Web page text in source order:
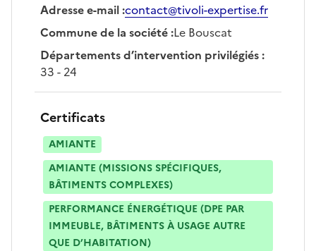
Adresse e-mail:contact@tivoli-expertise.fr
Commune de la société:Le Bouscat
Départements d’intervention privilégiés:
33 - 24
Certificats
AMIANTE
AMIANTE (MISSIONS SPÉCIFIQUES,
BÂTIMENTS COMPLEXES)
PERFORMANCE ÉNERGÉTIQUE (DPE PAR
IMMEUBLE, BÂTIMENTS À USAGE AUTRE
QUE D’HABITATION)